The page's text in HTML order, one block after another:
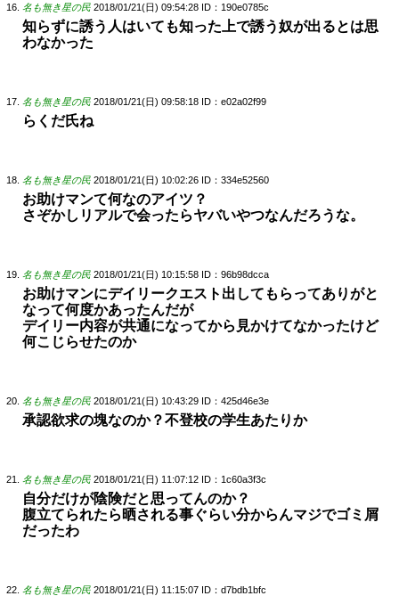
名も無き星の民 2018/01/21(日) 09:54:28 ID：190e0785c
知らずに誘う人はいても知った上で誘う奴が出るとは思
わなかった
名も無き星の民 2018/01/21(日) 09:58:18 ID：e02a02f99
らくだ氏ね
名も無き星の民 2018/01/21(日) 10:02:26 ID：334e52560
お助けマンて何なのアイツ？
さぞかしリアルで会ったらヤバいやつなんだろうな。
名も無き星の民 2018/01/21(日) 10:15:58 ID：96b98dcca
お助けマンにデイリークエスト出してもらってありがと
なって何度かあったんだが
デイリー内容が共通になってから見かけてなかったけど
何こじらせたのか
名も無き星の民 2018/01/21(日) 10:43:29 ID：425d46e3e
承認欲求の塊なのか？不登校の学生あたりか
名も無き星の民 2018/01/21(日) 11:07:12 ID：1c60a3f3c
自分だけが陰険だと思ってんのか？
腹立てられたら晒される事ぐらい分からんマジでゴミ屑
だったわ
名も無き星の民 2018/01/21(日) 11:15:07 ID：d7bdb1bfc